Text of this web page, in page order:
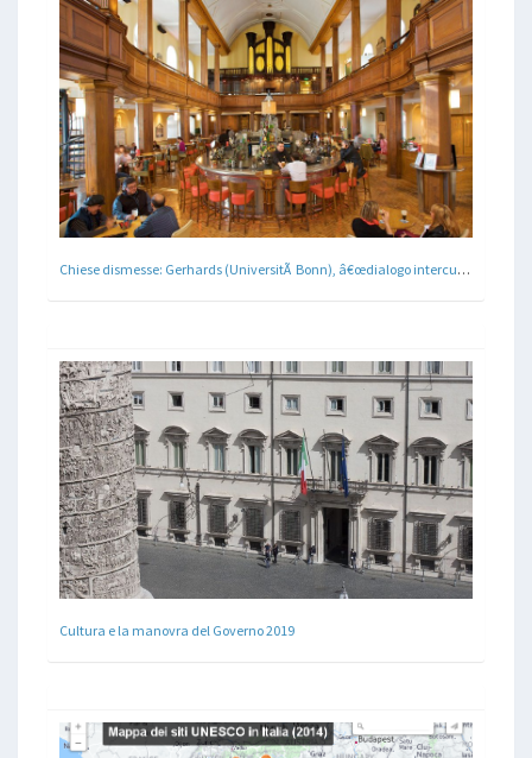
Chiese dismesse: Gerhards (UniversitÃ Bonn), â€œdialogo interculturale e interreligioso attraverso i beni culturaliâ€
Cultura e la manovra del Governo 2019